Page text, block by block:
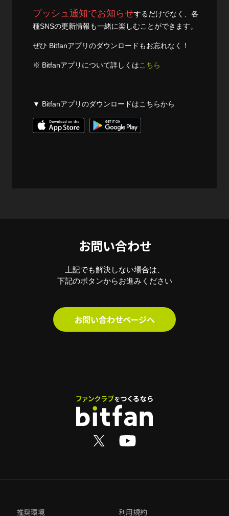
プッシュ通知でお知らせするだけでなく、各
種SNSの更新情報も一緒に楽しむことができます。
ぜひ Bitfanアプリのダウンロードもお忘れなく！
※ Bitfanアプリについて詳しくはこちら
▼ Bitfanアプリのダウンロードはこちらから
お問い合わせ
上記でも解決しない場合は、
下記のボタンからお進みください
お問い合わせページへ
推奨環境 利用規約